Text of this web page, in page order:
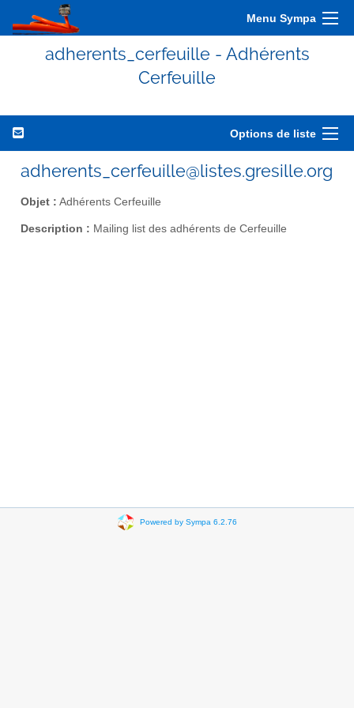
Menu Sympa
adherents_cerfeuille - Adhérents
Cerfeuille
Options de liste
adherents_cerfeuille@listes.gresille.org
Objet : Adhérents Cerfeuille
Description : Mailing list des adhérents de Cerfeuille
Powered by Sympa 6.2.76